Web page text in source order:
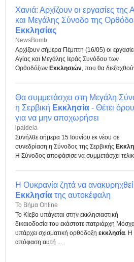
Χανιά: Αρχίζουν οι εργασίες της
και Μεγάλης Σύνοδο της
Εκκλησίας
NewsBomb
Αρχίζουν σήμερα Πέμπτη (16/05) οι
Αγίας και Μεγάλης Ιεράς Συνόδου των
Ορθοδόξων Εκκλησιών , που θα
Θα συμμετάσχει στη Μεγάλη
η Σερβική Εκκλησία - Θέτει
για να μην αποχωρήσει
ipaideia
Συνήλθε σήμερα 15 Ιουνίου εκ νέου σε
συνεδρίαση η Σύνοδος της Σερβικής
Η Σύνοδος αποφάσισε να συμμετάσχει
Η Ουκρανία ζητά να
Εκκλησία της αυτοκέφαλη
Το Βήμα Online
Το Κίεβο υπάγεται στην εκκλησιαστική
δικαιοδοσία του εκάστοτε πατριάρχη
υπάρχει σχισματική ορθόδοξη εκκλησία . Η
απόφαση αυτή ...